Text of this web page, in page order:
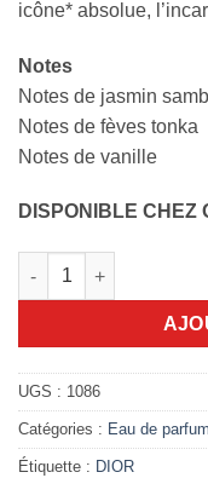
icône* absolue,
Notes
Notes de jasmin
Notes de fèves tonka
Notes de vanille
DISPONIBLE CHEZ
quantité de Hypnotic
UGS : 1086
Catégories : Eau de parfum
Étiquette : DIOR